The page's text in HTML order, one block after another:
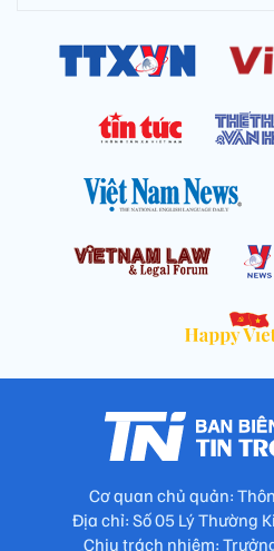
Cơ quan chủ quản:
Địa chỉ: Số 05 Lý Thường
Chịu trách nhiệm: